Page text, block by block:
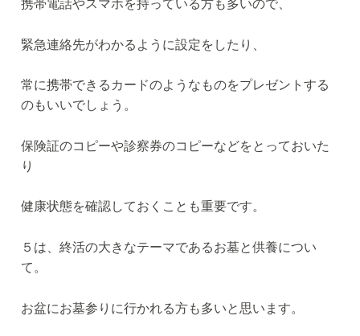
携帯電話やスマホを持っている方も多いので、
緊急連絡先がわかるように設定をしたり、
常に携帯できるカードのようなものをプレゼントする
のもいいでしょう。
保険証のコピーや診察券のコピーなどをとっておいた
り
健康状態を確認しておくことも重要です。
５は、終活の大きなテーマであるお墓と供養につい
て。
お盆にお墓参りに行かれる方も多いと思います。